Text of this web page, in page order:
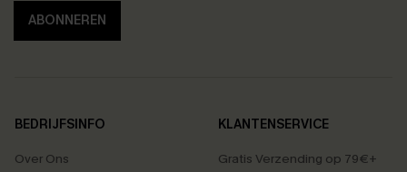
ABONNEREN
BEDRIJFSINFO
Over Ons
KLANTENSERVICE
Gratis Verzending op 79€+